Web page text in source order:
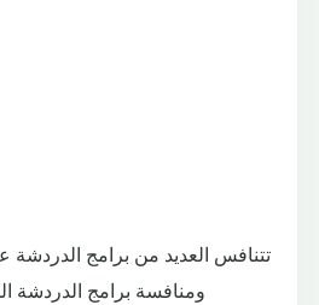
تتنافس العديد من برامج
ومنافسة برامج الدردشة